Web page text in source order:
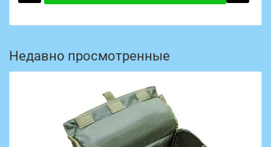
Недавно просмотренные